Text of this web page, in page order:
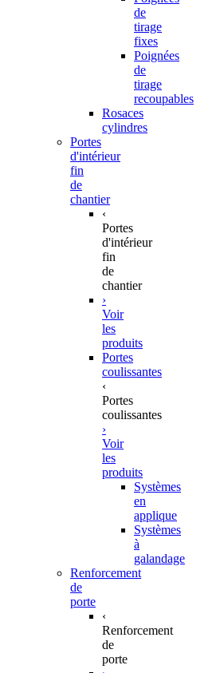
de
tirage
fixes
Poignées
de
tirage
recoupables
Rosaces
cylindres
Portes
d'intérieur
fin
de
chantier
‹
Portes
d'intérieur
fin
de
chantier
›
Voir
les
produits
Portes
coulissantes
‹
Portes
coulissantes
›
Voir
les
produits
Systèmes
en
applique
Systèmes
à
galandage
Renforcement
de
porte
‹
Renforcement
de
porte